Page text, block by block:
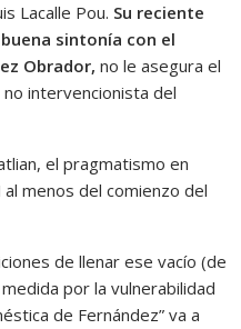
Lacalle Pou. Su reciente
sintonía con el
Obrador,no le asegura el
intervencionista del
el pragmatismo en
menos del comienzo del
de llenar ese vacío (de
por la vulnerabilidad
de Fernández” va a